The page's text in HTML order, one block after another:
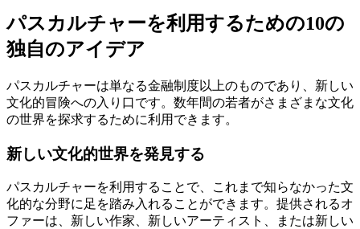
パスカルチャーを利用するための10の
独自のアイデア
パスカルチャーは単なる金融制度以上のものであり、新しい
文化的冒険への入り口です。数年間の若者がさまざまな文化
の世界を探求するために利用できます。
新しい文化的世界を発見する
パスカルチャーを利用することで、これまで知らなかった文
化的な分野に足を踏み入れることができます。提供されるオ
ファーは、新しい作家、新しいアーティスト、または新しい